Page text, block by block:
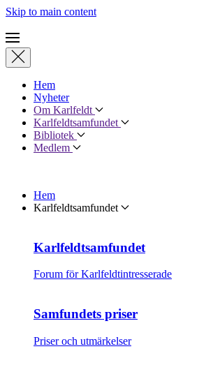
Skip to main content
Hem
Nyheter
Om Karlfeldt
Karlfeldtsamfundet
Bibliotek
Medlem
Hem
Karlfeldtsamfundet
Karlfeldtsamfundet
Forum för Karlfeldtintresserade
Samfundets priser
Priser och utmärkelser